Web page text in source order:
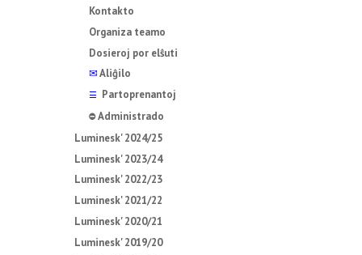
Kontakto
Organiza teamo
Dosieroj por elŝuti
✉Aliĝilo
☰ Partoprenantoj
⛔Administrado
Luminesk' 2024/25
Luminesk' 2023/24
Luminesk' 2022/23
Luminesk' 2021/22
Luminesk' 2020/21
Luminesk' 2019/20